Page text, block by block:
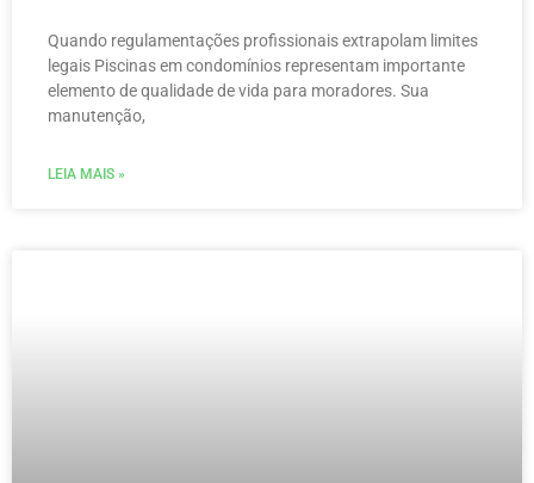
Quando regulamentações profissionais extrapolam limites
legais Piscinas em condomínios representam importante
elemento de qualidade de vida para moradores. Sua
manutenção,
LEIA MAIS »